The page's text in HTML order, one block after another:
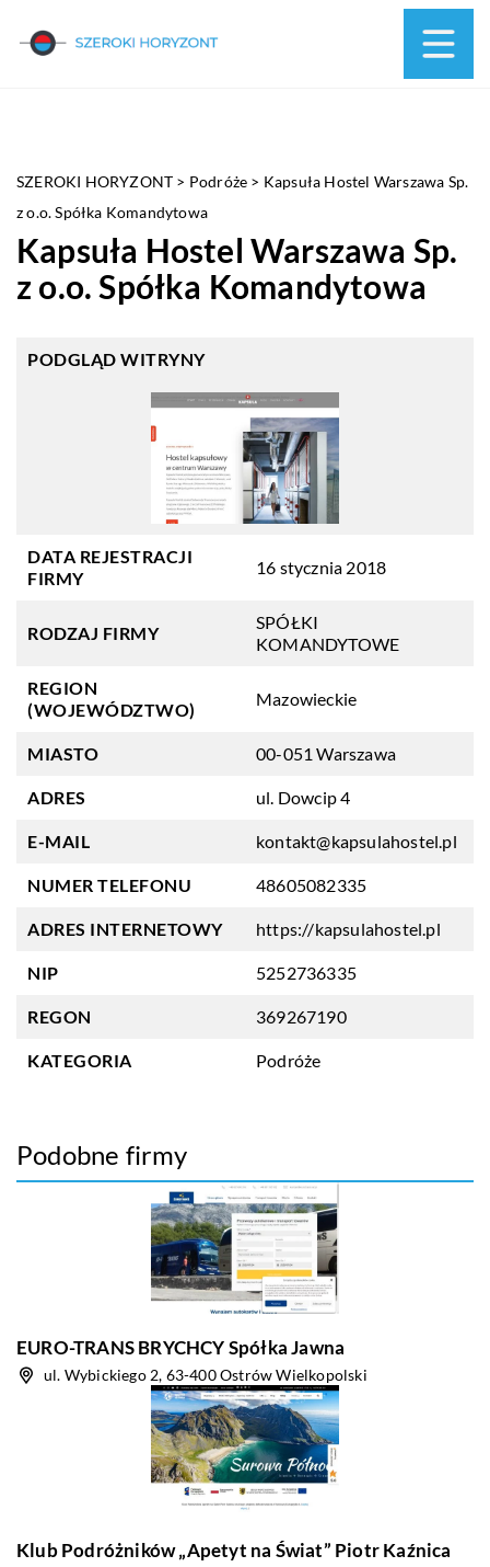
SZEROKI HORYZONT > Podróże > Kapsuła Hostel Warszawa Sp.
z o.o. Spółka Komandytowa
Kapsuła Hostel Warszawa Sp.
z o.o. Spółka Komandytowa
PODGLĄD WITRYNY
DATA REJESTRACJI
FIRMY
16 stycznia 2018
RODZAJ FIRMY
SPÓŁKI
KOMANDYTOWE
REGION
(WOJEWÓDZTWO)
Mazowieckie
MIASTO 00-051 Warszawa
ADRES ul. Dowcip 4
E-MAIL kontakt@kapsulahostel.pl
NUMER TELEFONU 48605082335
ADRES INTERNETOWY https://kapsulahostel.pl
NIP 5252736335
REGON 369267190
KATEGORIA Podróże
Podobne firmy
EURO-TRANS BRYCHCY Spółka Jawna
ul. Wybickiego 2, 63-400 Ostrów Wielkopolski
Klub Podróżników „Apetyt na Świat” Piotr Kaźnica